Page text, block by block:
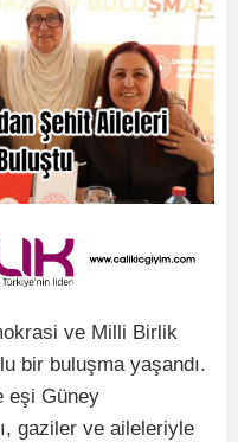
ve Milli Birlik
bir buluşma yaşandı.
eşi Güney
gaziler ve aileleriyle